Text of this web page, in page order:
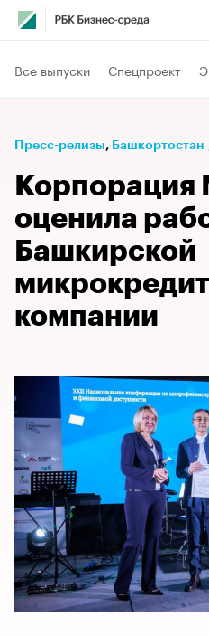
Все выпуски Спецпроект
Пресс-релизы⁠, Башкортостан
оценила
Башкирской
компании